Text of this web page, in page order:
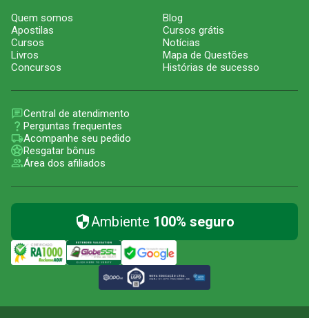
Quem somos
Apostilas
Cursos
Livros
Concursos
Blog
Cursos grátis
Notícias
Mapa de Questões
Histórias de sucesso
Central de atendimento
Perguntas frequentes
Acompanhe seu pedido
Resgatar bônus
Área dos afiliados
Ambiente 100% seguro